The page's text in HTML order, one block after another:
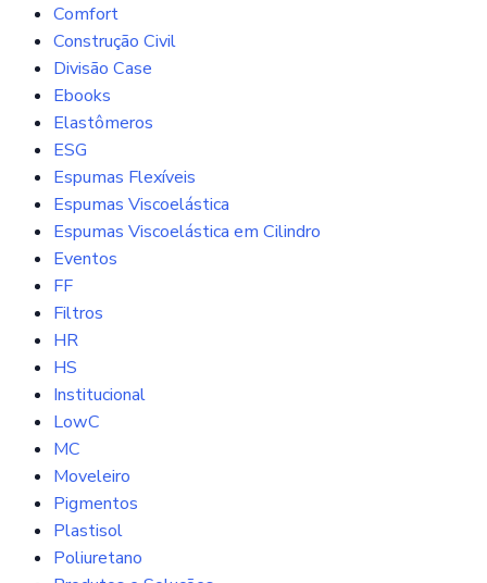
Comfort
Construção Civil
Divisão Case
Ebooks
Elastômeros
ESG
Espumas Flexíveis
Espumas Viscoelástica
Espumas Viscoelástica em Cilindro
Eventos
FF
Filtros
HR
HS
Institucional
LowC
MC
Moveleiro
Pigmentos
Plastisol
Poliuretano